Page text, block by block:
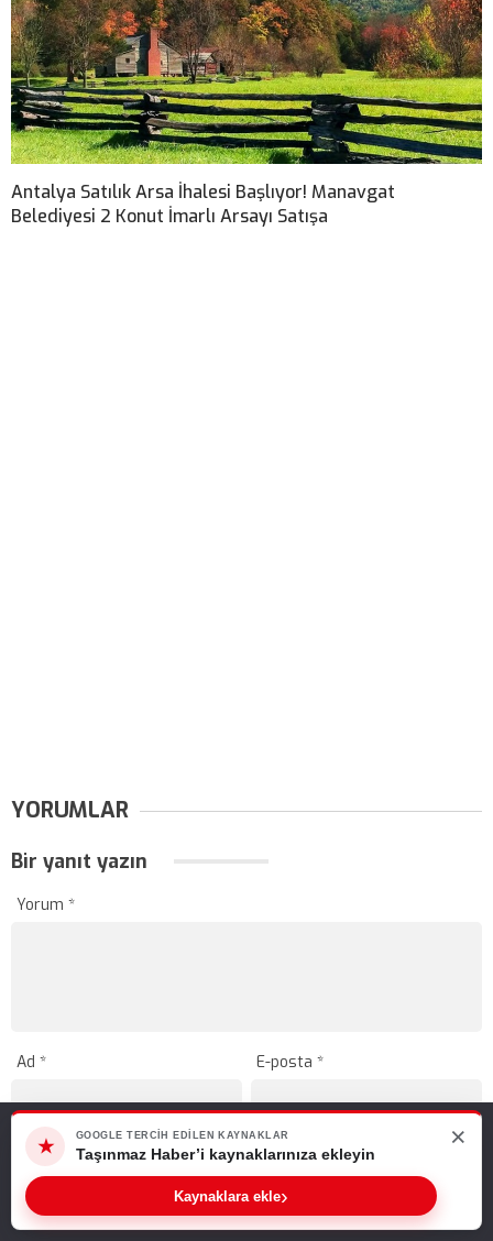
Antalya Satılık Arsa İhalesi Başlıyor! Manavgat
Belediyesi 2 Konut İmarlı Arsayı Satışa
YORUMLAR
Bir yanıt yazın
Yorum *
Ad * E-posta*
Web sitemizde size en iyi deneyimi sunabilmemiz için çerezleri
kullanıyoruz. Bu siteyi kullanmaya devam ederseniz, bunu kabul
ettiğinizi varsayarız.
Tamam
★
GOOGLE TERCIH EDILEN KAYNAKLAR
Taşınmaz Haber’i kaynaklarınıza ekleyin
Kaynaklara ekle›
×